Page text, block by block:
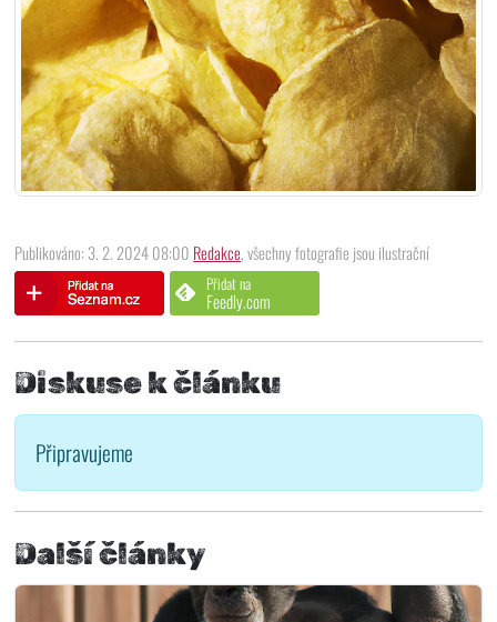
Publikováno: 3. 2. 2024 08:00 Redakce, všechny fotografie jsou ilustrační
Přidat na
Feedly.com
Diskuse k článku
Připravujeme
Další články